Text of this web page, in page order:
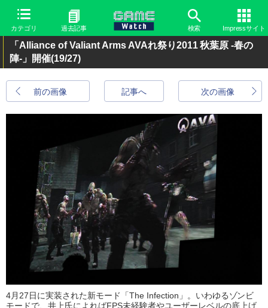
カテゴリ 過去記事 検索 Impressサイト
「Alliance of Valiant Arms AVAれ祭り2011 秋葉原 -春の
陣-」開催(19/27)
前の画像 次の画像
記事へ
4月27日に実装された新モード「The Infection」。いわゆるゾンビ
モードで、井上氏によればFPS未経験者やユーザーレベルの底上げ